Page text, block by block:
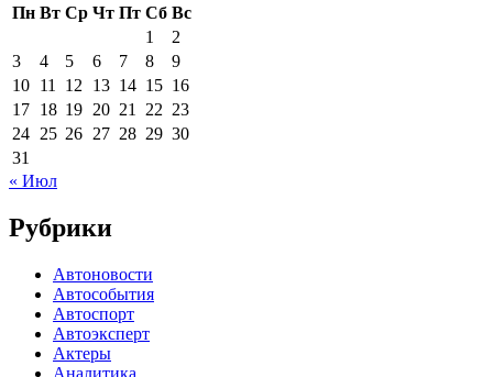
Пн Вт Ср Чт Пт Сб Вс
1
2
3
4 5 6 7 8
9
10 11 12 13 14 15 16
17 18 19 20 21 22 23
24 25 26 27 28 29 30
31
« Июл
Рубрики
Автоновости
Автособытия
Автоспорт
Автоэксперт
Актеры
Аналитика